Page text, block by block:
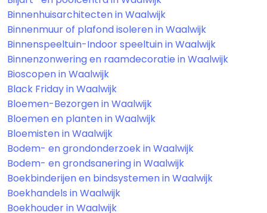
Binnenhuisarchitecten in Waalwijk
Binnenmuur of plafond isoleren in Waalwijk
Binnenspeeltuin-Indoor speeltuin in Waalwijk
Binnenzonwering en raamdecoratie in Waalwijk
Bioscopen in Waalwijk
Black Friday in Waalwijk
Bloemen-Bezorgen in Waalwijk
Bloemen en planten in Waalwijk
Bloemisten in Waalwijk
Bodem- en grondonderzoek in Waalwijk
Bodem- en grondsanering in Waalwijk
Boekbinderijen en bindsystemen in Waalwijk
Boekhandels in Waalwijk
Boekhouder in Waalwijk